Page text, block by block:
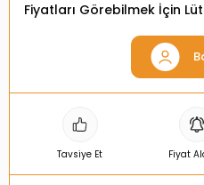
Fiyatları Görebilmek İçin
Tavsiye Et Fiyat